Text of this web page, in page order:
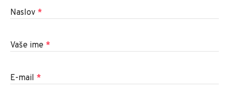
Naslov *
Vaše ime *
E-mail *